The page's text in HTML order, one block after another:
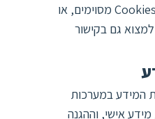
מכשיר הקצה שלך כדי לדחות סוגי Cookies מסוימים, או
למצוא גם בקישור
המידע במערכות
אישי, וההגנה